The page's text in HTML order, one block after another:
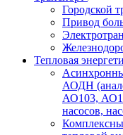
Городской
Привод
Тепловая
АОДН
АО103,
насосов,